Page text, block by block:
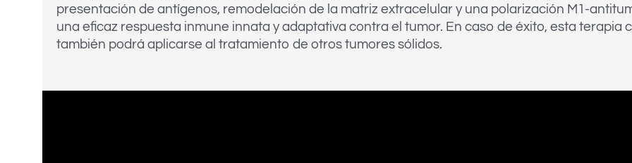
presentación de antígenos, remodelación de la matriz extracelular y una polarización M1-
una eficaz respuesta inmune innata y adaptativa contra el tumor. En caso de éxito, esta terapia
también podrá aplicarse al tratamiento de otros tumores sólidos.